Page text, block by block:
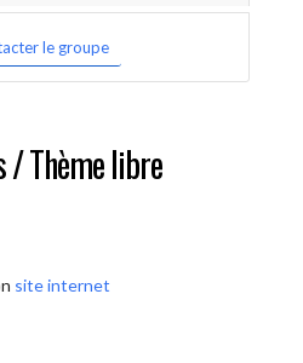
le groupe
/ Thème libre
site internet